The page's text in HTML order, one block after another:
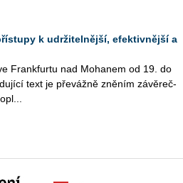
k udržitelnější, efektivnější a
Frank­fur­tu nad Mo­ha­nem od 19. do
text je pře­váž­ně zně­ním zá­vě­reč­